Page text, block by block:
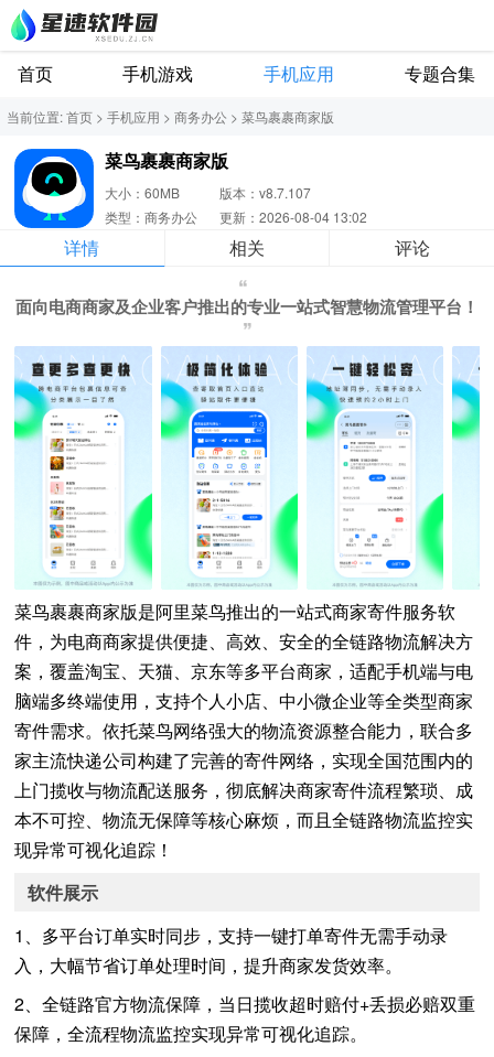
首页 手机游戏 手机应用 专题合集
当前位置:首页 > 手机应用 > 商务办公 > 菜鸟裹裹商家版
菜鸟裹裹商家版
大小：60MB
版本：v8.7.107
类型：商务办公
更新：2026-08-04 13:02
详情 相关 评论
面向电商商家及企业客户推出的专业一站式智慧物流管理平台！
菜鸟裹裹商家版是阿里菜鸟推出的一站式商家寄件服务软
件，为电商商家提供便捷、高效、安全的全链路物流解决方
案，覆盖淘宝、天猫、京东等多平台商家，适配手机端与电
脑端多终端使用，支持个人小店、中小微企业等全类型商家
寄件需求。依托菜鸟网络强大的物流资源整合能力，联合多
家主流快递公司构建了完善的寄件网络，实现全国范围内的
上门揽收与物流配送服务，彻底解决商家寄件流程繁琐、成
本不可控、物流无保障等核心麻烦，而且全链路物流监控实
现异常可视化追踪！
软件展示
1、多平台订单实时同步，支持一键打单寄件无需手动录
入，大幅节省订单处理时间，提升商家发货效率。
2、全链路官方物流保障，当日揽收超时赔付+丢损必赔双重
保障，全流程物流监控实现异常可视化追踪。